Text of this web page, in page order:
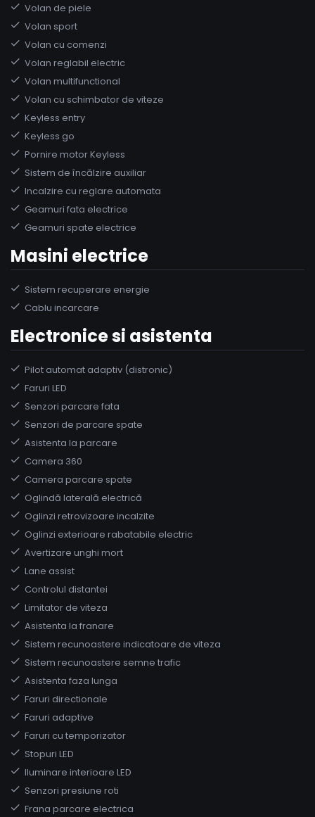
Volan de piele
Volan sport
Volan cu comenzi
Volan reglabil electric
Volan multifunctional
Volan cu schimbator de viteze
Keyless entry
Keyless go
Pornire motor Keyless
Sistem de încălzire auxiliar
Incalzire cu reglare automata
Geamuri fata electrice
Geamuri spate electrice
Masini electrice
Sistem recuperare energie
Cablu incarcare
Electronice si asistenta
Pilot automat adaptiv (distronic)
Faruri LED
Senzori parcare fata
Senzori de parcare spate
Asistenta la parcare
Camera 360
Camera parcare spate
Oglindă laterală electrică
Oglinzi retrovizoare incalzite
Oglinzi exterioare rabatabile electric
Avertizare unghi mort
Lane assist
Controlul distantei
Limitator de viteza
Asistenta la franare
Sistem recunoastere indicatoare de viteza
Sistem recunoastere semne trafic
Asistenta faza lunga
Faruri directionale
Faruri adaptive
Faruri cu temporizator
Stopuri LED
Iluminare interioare LED
Senzori presiune roti
Frana parcare electrica